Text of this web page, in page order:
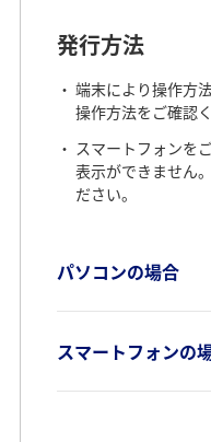
発行方法
端末により操作方
操作方法をご確認
スマートフォンを
表示ができません
ださい。
パソコンの場合
スマートフォンの